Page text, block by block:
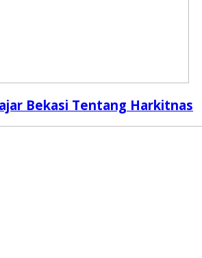
Bekasi Tentang Harkitnas